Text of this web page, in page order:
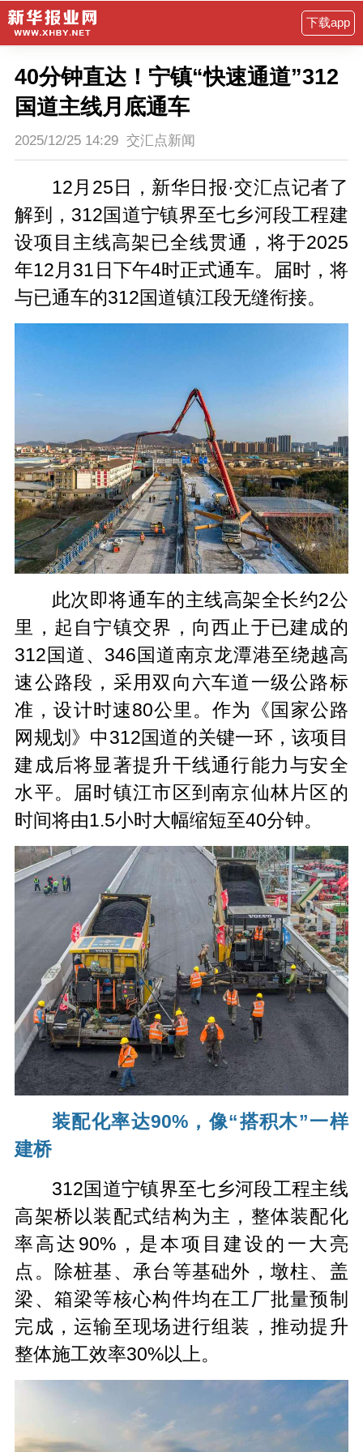
下载app
40分钟直达！宁镇“快速通道”312
国道主线月底通车
2025/12/25 14:29 交汇点新闻
12月25日，新华日报·交汇点记者了
解到，312国道宁镇界至七乡河段工程建
设项目主线高架已全线贯通，将于2025
年12月31日下午4时正式通车。届时，将
与已通车的312国道镇江段无缝衔接。
此次即将通车的主线高架全长约2公
里，起自宁镇交界，向西止于已建成的
312国道、346国道南京龙潭港至绕越高
速公路段，采用双向六车道一级公路标
准，设计时速80公里。作为《国家公路
网规划》中312国道的关键一环，该项目
建成后将显著提升干线通行能力与安全
水平。届时镇江市区到南京仙林片区的
时间将由1.5小时大幅缩短至40分钟。
装配化率达90%，像“搭积木”一样
建桥
312国道宁镇界至七乡河段工程主线
高架桥以装配式结构为主，整体装配化
率高达90%，是本项目建设的一大亮
点。除桩基、承台等基础外，墩柱、盖
梁、箱梁等核心构件均在工厂批量预制
完成，运输至现场进行组装，推动提升
整体施工效率30%以上。